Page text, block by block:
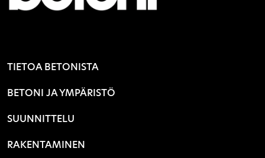
TIETOA BETONISTA
BETONI JA YMPÄRISTÖ
SUUNNITTELU
RAKENTAMINEN